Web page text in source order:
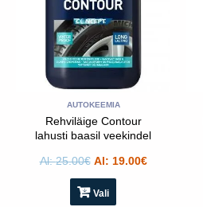
AUTOKEEMIA
Rehviläige Contour
lahusti baasil veekindel
Al:25.00€ Al: 19.00€
Vali
varianti.
Valikud
saab
teha
toote